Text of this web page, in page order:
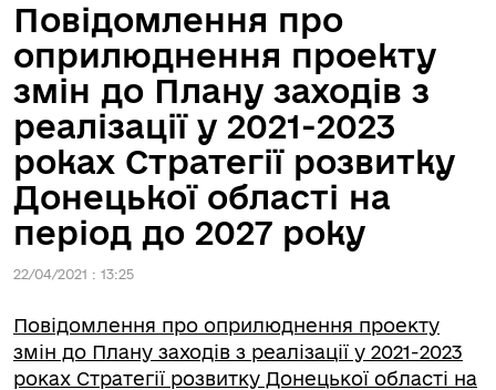
Повідомлення про
оприлюднення проекту
змін до Плану заходів з
реалізації у 2021-2023
роках Стратегії розвитку
Донецької області на
період до 2027 року
22/04/2021 : 13:25
Повідомлення про оприлюднення проекту
змін до Плану заходів з реалізації у 2021-2023
роках Стратегії розвитку Донецької області на